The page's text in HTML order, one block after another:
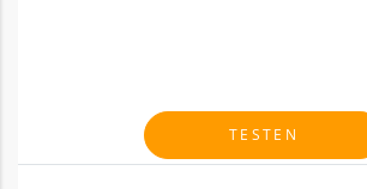
TESTEN